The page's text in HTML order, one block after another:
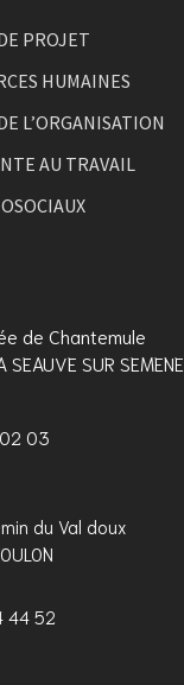
PROJET
HUMAINES
L’ORGANISATION
AU TRAVAIL
de Chantemule
SUR SEMENE
03
du Val doux
44 52